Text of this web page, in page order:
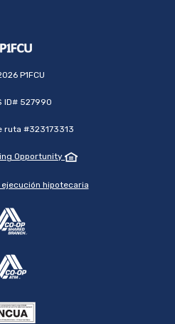
P1FCU
ID# 527990
ruta #323173313
Opportunity
hipotecaria